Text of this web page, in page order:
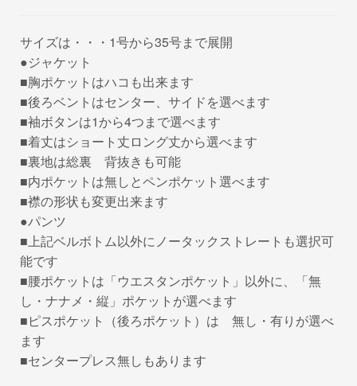
サイズは・・・1号から35号まで展開
●ジャケット
■胸ポケットはハコも出来ます
■後ろベントはセンター、サイドを選べます
■袖ボタンは1から4つまで選べます
■着丈はショート丈ロング丈から選べます
■裏地は総裏 背抜きも可能
■内ポケットは無しとペンポケット選べます
■襟の形状も変更出来ます
●パンツ
■上記ベルボトム以外にノータックストレートも選択可
能です
■腰ポケットは「ウエスタンポケット」以外に、「無
し・ナナメ・縦」ポケットが選べます
■ピスポケット（後ろポケット）は 無し・有りが選べ
ます
■センタープレス無しもあります